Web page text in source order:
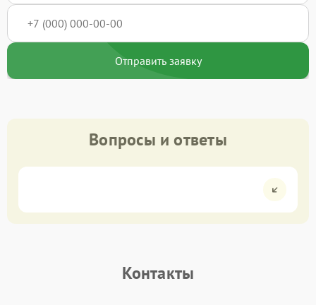
Отправить заявку
Вопросы и ответы
Контакты